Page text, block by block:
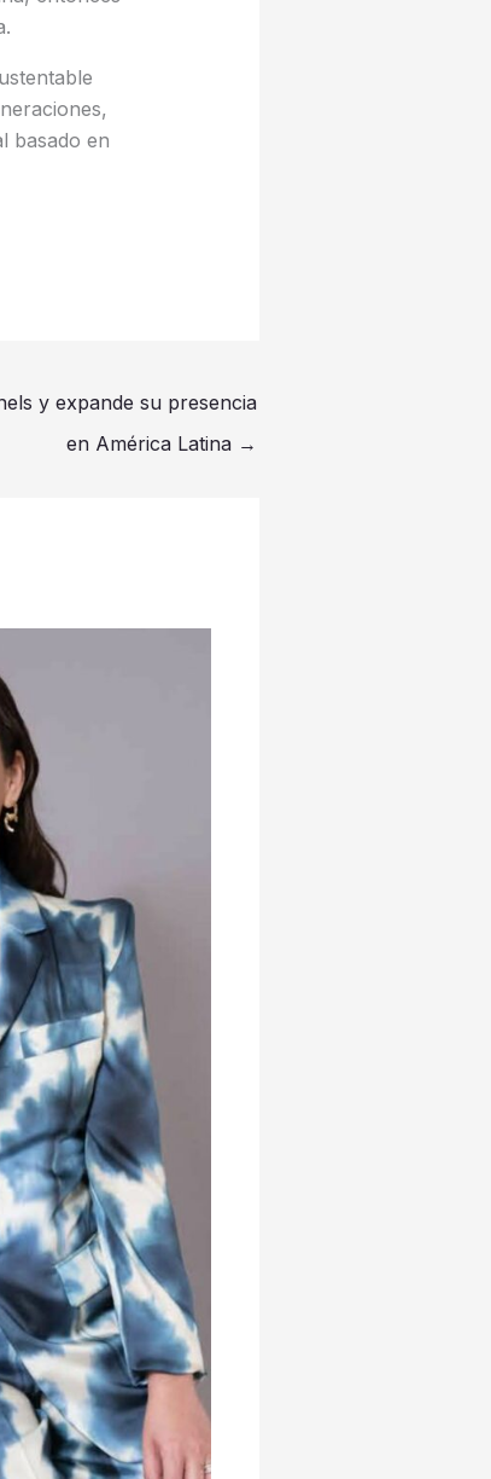
basado en
y expande su presencia
en América Latina →